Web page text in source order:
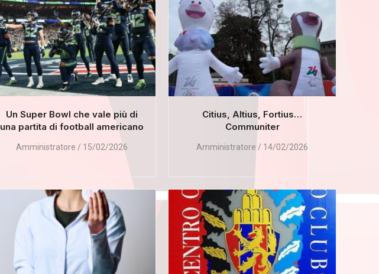
Un Super Bowl che vale più di
una partita di football americano
Amministratore 15/02/2026
Citius, Altius, Fortius…
Communiter
Amministratore 14/02/2026